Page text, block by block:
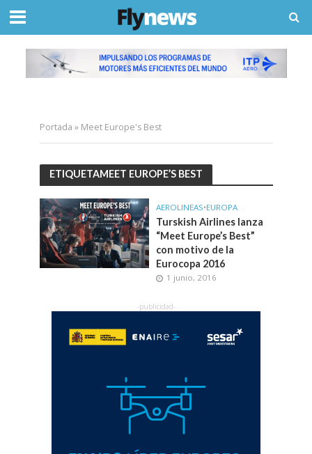
Portada » Meet Europe's Best
ETIQUETAMEET EUROPE’S BEST
AEROLINEAS•EUROPA
Turskish Airlines lanza
“Meet Europe’s Best”
con motivo de la
Eurocopa 2016
1 junio, 2016